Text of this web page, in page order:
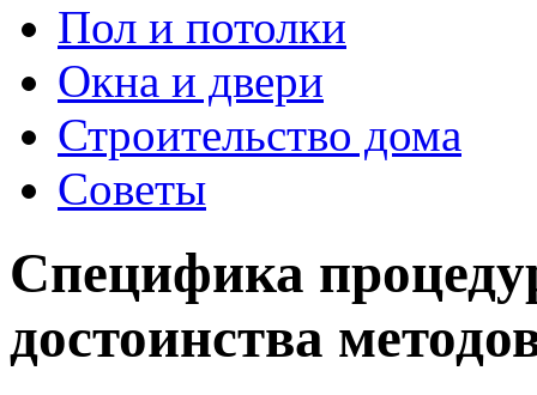
Пол и потолки
Окна и двери
Строительство дома
Советы
Специфика
достоинства